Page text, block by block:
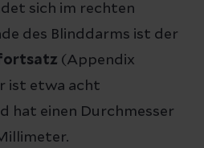
sich im rechten
des Blinddarms ist der
(Appendix
ist etwa acht
hat einen Durchmesser